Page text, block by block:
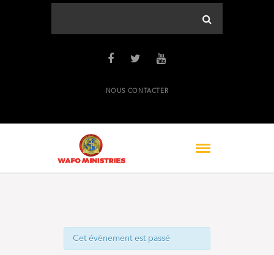
NOUS CONTACTER
Cet évènement est passé